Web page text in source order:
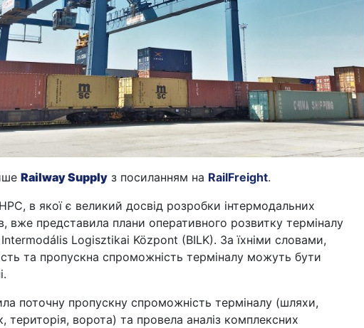
Railway Supply з посиланням на RailFreight.
в якої є великий досвід розробки інтермодальних
вже представила плани оперативного розвитку терміналу
Logisztikai Központ (BILK). За їхніми словами,
та пропускна спроможність терміналу можуть бути
поточну пропускну спроможність терміналу (шляхи,
територія, ворота) та провела аналіз комплексних